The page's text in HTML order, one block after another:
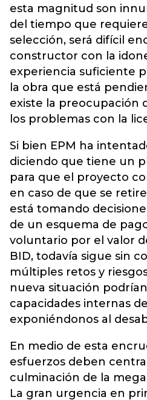
esta magnitud son
del tiempo que
selección, será difícil
constructor con la
experiencia suficiente
la obra que está
existe la preocupación
los problemas con la
Si bien EPM ha
diciendo que tiene un
para que el proyecto
en caso de que se
está tomando
de un esquema de
voluntario por el valor
BID, todavía sigue sin
múltiples retos y
nueva situación
capacidades internas
exponiéndonos al
En medio de esta
esfuerzos deben
culminación de la
La gran urgencia en